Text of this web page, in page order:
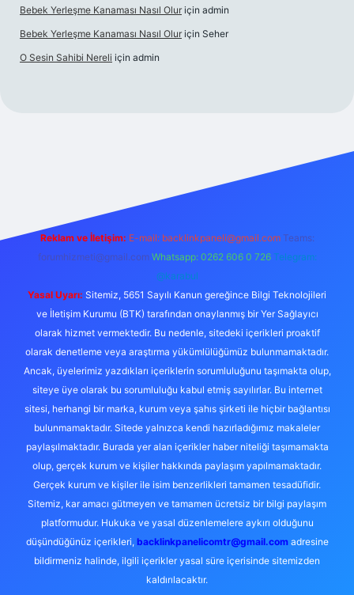
Bebek Yerleşme Kanaması Nasıl Olur için admin
Bebek Yerleşme Kanaması Nasıl Olur için Seher
O Sesin Sahibi Nereli için admin
Reklam ve İletişim: E-mail: backlinkpaneli@gmail.com Teams:
forumhizmeti@gmail.com Whatsapp: 0262 606 0 726 Telegram:
@karabul
Yasal Uyarı: Sitemiz, 5651 Sayılı Kanun gereğince Bilgi Teknolojileri
ve İletişim Kurumu (BTK) tarafından onaylanmış bir Yer Sağlayıcı
olarak hizmet vermektedir. Bu nedenle, sitedeki içerikleri proaktif
olarak denetleme veya araştırma yükümlülüğümüz bulunmamaktadır.
Ancak, üyelerimiz yazdıkları içeriklerin sorumluluğunu taşımakta olup,
siteye üye olarak bu sorumluluğu kabul etmiş sayılırlar. Bu internet
sitesi, herhangi bir marka, kurum veya şahıs şirketi ile hiçbir bağlantısı
bulunmamaktadır. Sitede yalnızca kendi hazırladığımız makaleler
paylaşılmaktadır. Burada yer alan içerikler haber niteliği taşımamakta
olup, gerçek kurum ve kişiler hakkında paylaşım yapılmamaktadır.
Gerçek kurum ve kişiler ile isim benzerlikleri tamamen tesadüfidir.
Sitemiz, kar amacı gütmeyen ve tamamen ücretsiz bir bilgi paylaşım
platformudur. Hukuka ve yasal düzenlemelere aykırı olduğunu
düşündüğünüz içerikleri, backlinkpanelicomtr@gmail.comadresine
bildirmeniz halinde, ilgili içerikler yasal süre içerisinde sitemizden
kaldırılacaktır.